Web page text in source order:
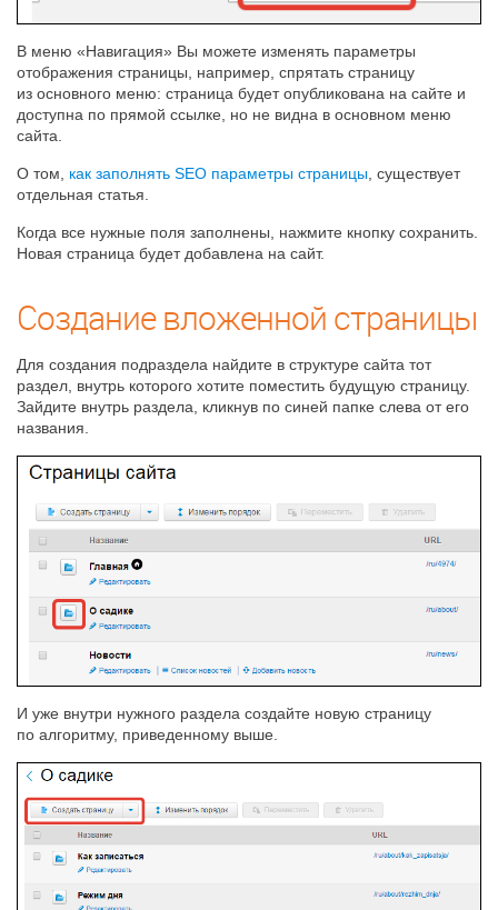
В меню «Навигация» Вы можете изменять параметры
отображения страницы, например, спрятать страницу
из основного меню: страница будет опубликована на сайте и
доступна по прямой ссылке, но не видна в основном меню
сайта.
О том, как заполнять SEO параметры страницы , существует
отдельная статья.
Когда все нужные поля заполнены, нажмите кнопку сохранить.
Новая страница будет добавлена на сайт.
Создание вложенной страницы
Для создания подраздела найдите в структуре сайта тот
раздел, внутрь которого хотите поместить будущую страницу.
Зайдите внутрь раздела, кликнув по синей папке слева от его
названия.
И уже внутри нужного раздела создайте новую страницу
по алгоритму, приведенному выше.